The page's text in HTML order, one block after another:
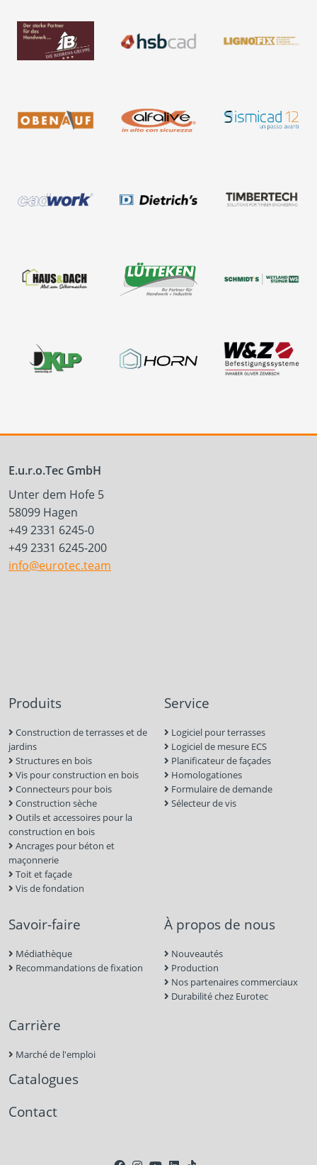
E.u.r.o.Tec GmbH
Unter dem Hofe 5
58099 Hagen
+49 2331 6245-0
+49 2331 6245-200
info@eurotec.team
Produits
Construction de terrasses et de
jardins
Structures en bois
Vis pour construction en bois
Connecteurs pour bois
Construction sèche
Outils et accessoires pour la
construction en bois
Ancrages pour béton et
maçonnerie
Toit et façade
Vis de fondation
Service
Logiciel pour terrasses
Logiciel de mesure ECS
Planificateur de façades
Homologationes
Formulaire de demande
Sélecteur de vis
Savoir-faire
Médiathèque
Recommandations de fixation
À propos de nous
Nouveautés
Production
Nos partenaires commerciaux
Durabilité chez Eurotec
Carrière
Marché de l'emploi
Catalogues
Contact